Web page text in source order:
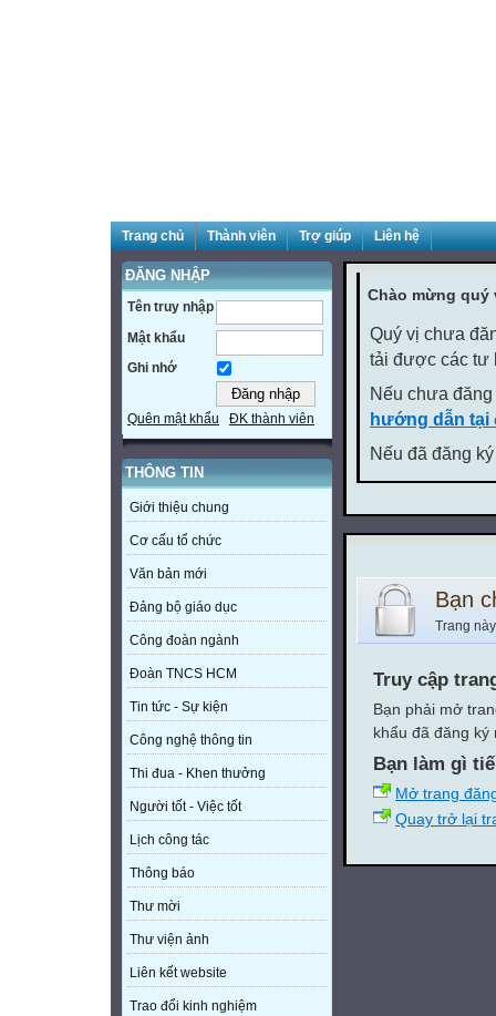
Trang chủ Thành viên Trợ giúp Liên hệ
ĐĂNG NHẬP
Tên truy nhập
Mật khẩu
Ghi nhớ
Quên mật khẩu ĐK thành viên
THÔNG TIN
Giới thiệu chung
Cơ cấu tổ chức
Văn bản mới
Đảng bộ giáo dục
Công đoàn ngành
Đoàn TNCS HCM
Tin tức - Sự kiện
Công nghệ thông tin
Thi đua - Khen thưởng
Người tốt - Việc tốt
Lịch công tác
Thông báo
Thư mời
Thư viện ảnh
Liên kết website
Trao đổi kinh nghiệm
Chào mừng
Quý vị chưa
tải được các tư
Nếu chưa
hướng dẫn tại
Nếu đã đăng
Bạn
Trang
Truy cập
Bạn phải mở
khẩu đã đăng
Bạn làm gì
Mở trang
Quay trở lại